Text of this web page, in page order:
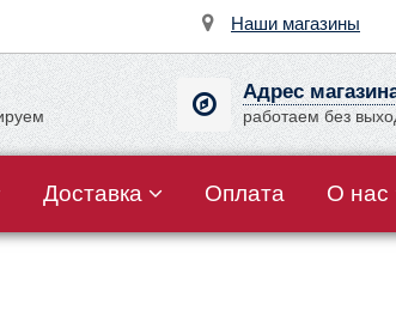
Наши магазины
Адрес
работаем без
Доставка Оплата О нас